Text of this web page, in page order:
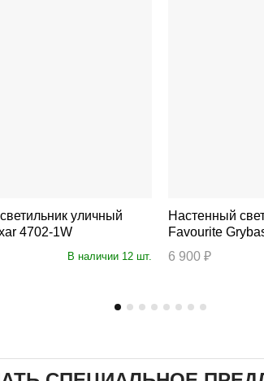
уличный
4702-1W
В наличии 12 шт.
Настенный
Favourite
6 900 ₽